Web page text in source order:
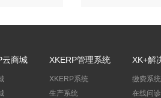
云商城 XKERP管理系统
XKERP系统
生产系统
XK+解
缴费系统
在线问